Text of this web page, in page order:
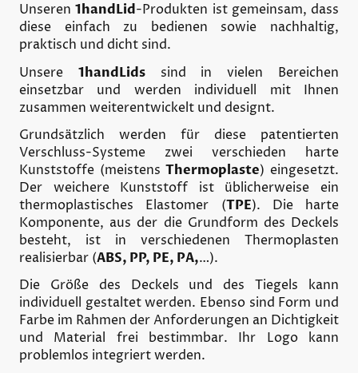
Unseren1handLid-Produkten ist gemeinsam, dass
diese einfach zu bedienen sowie nachhaltig,
praktisch und dicht sind.
Unsere 1handLidssind in vielen Bereichen
einsetzbar und werden individuell mit Ihnen
zusammen weiterentwickelt und designt.
Grundsätzlich werden für diese patentierten
Verschluss-Systeme zwei verschieden harte
Kunststoffe (meistensThermoplaste) eingesetzt.
Der weichere Kunststoff ist üblicherweise ein
thermoplastisches Elastomer (TPE). Die harte
Komponente, aus der die Grundform des Deckels
besteht, ist in verschiedenen Thermoplasten
realisierbar (ABS, PP, PE, PA,…).
Die Größe des Deckels und des Tiegels kann
individuell gestaltet werden. Ebenso sind Form und
Farbe im Rahmen der Anforderungen an Dichtigkeit
und Material frei bestimmbar. Ihr Logo kann
problemlos integriert werden.